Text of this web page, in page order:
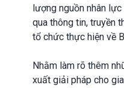
lượng nguồn nhân
qua thông tin, truyền
tổ chức thực hiện về
Nhằm làm rõ thêm
xuất giải pháp cho